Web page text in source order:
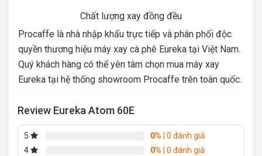
Chất lượng xay đồng đều
Procaffe là nhà nhập khẩu trực tiếp và phân phối độc
quyền thương hiệu máy xay cà phê Eureka tại Việt Nam.
Quý khách hàng có thể yên tâm chọn mua máy xay
Eureka tại hệ thống showroom Procaffe trên toàn quốc.
Review Eureka Atom 60E
5 0% | 0 đánh giá
4
0% | 0 đánh giá